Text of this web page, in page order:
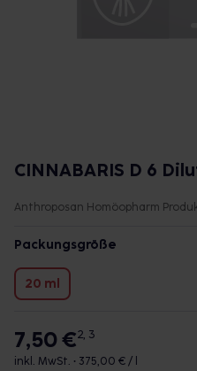
CINNABARIS D 6
Anthroposan Homöopharm
Packungsgröße
20 ml
7,50 €2, 3
inkl. MwSt. • 375,00 € / l